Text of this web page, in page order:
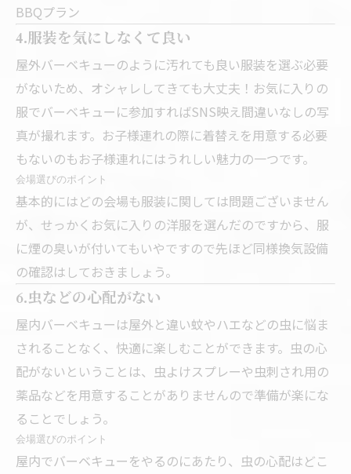
BBQプラン
4.服装を気にしなくて良い
屋外バーベキューのように汚れても良い服装を選ぶ必要
がないため、オシャレしてきても大丈夫！お気に入りの
服でバーベキューに参加すればSNS映え間違いなしの写
真が撮れます。お子様連れの際に着替えを用意する必要
もないのもお子様連れにはうれしい魅力の一つです。
会場選びのポイント
基本的にはどの会場も服装に関しては問題ございません
が、せっかくお気に入りの洋服を選んだのですから、服
に煙の臭いが付いてもいやですので先ほど同様換気設備
の確認はしておきましょう。
6.虫などの心配がない
屋内バーベキューは屋外と違い蚊やハエなどの虫に悩ま
されることなく、快適に楽しむことができます。虫の心
配がないということは、虫よけスプレーや虫刺され用の
薬品などを用意することがありませんので準備が楽にな
ることでしょう。
会場選びのポイント
屋内でバーベキューをやるのにあたり、虫の心配はどこ